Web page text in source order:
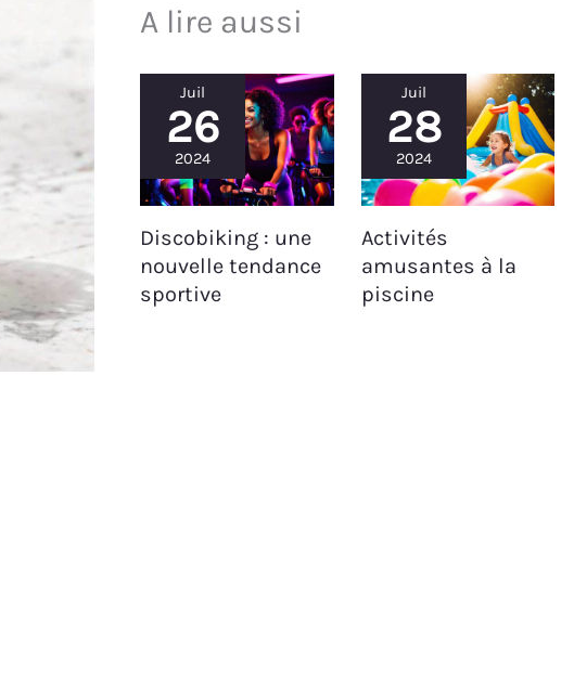
A lire aussi
Juil
26
2024
Discobiking : une
nouvelle tendance
sportive
Juil
28
2024
Activités
amusantes à la
piscine